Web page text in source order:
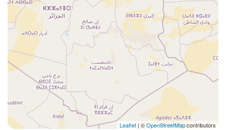
Leaflet | ©OpenStreetMapcontributors